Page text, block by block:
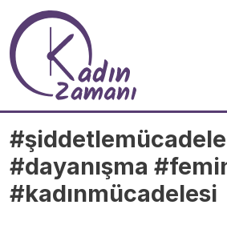
Skip to main content
#şiddetlemücadele
#dayanışma
#kadınmücadelesi